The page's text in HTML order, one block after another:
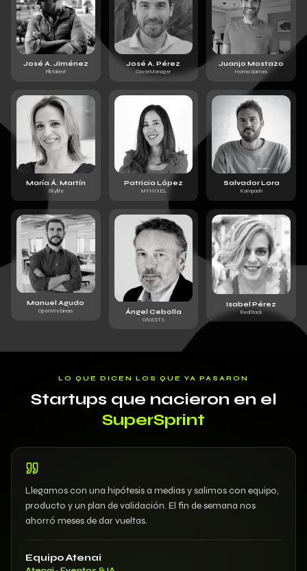
José A. Jiménez
Piktalent
José A. Pérez
CoverManager
Juanjo Mostazo
Homa Games
María Á. Martín
Skylife
Patricia López
MYHIXEL
Salvador Lora
Kampaoh
Manuel Agudo
OpenWebinars Ángel Cebolla
ONESTX
Isabel Pérez
RealTrack
LO QUE DICEN LOS QUE YA PASARON
Startups que nacieron en el
SuperSprint
Llegamos con una hipótesis a medias y salimos con equipo,
producto y un plan de validación. El fin de semana nos
ahorró meses de dar vueltas.
Equipo Atenai